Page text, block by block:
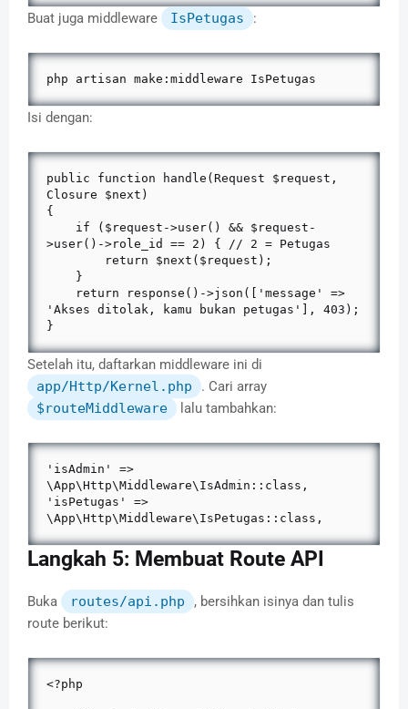
Buat juga middleware IsPetugas :
php artisan make:middleware IsPetugas
Isi dengan:
public function handle(Request $request,
Closure $next)
{
>user()->role_id == 2) { // 2 = Petugas
'Akses ditolak, kamu bukan petugas'], 403);
}
Setelah itu, daftarkan middleware ini di
app/Http/Kernel.php
. Cari array
$routeMiddleware
lalu tambahkan:
'isAdmin' =>
\App\Http\Middleware\IsAdmin::class,
'isPetugas' =>
\App\Http\Middleware\IsPetugas::class,
Langkah 5: Membuat Route API
Buka routes/api.php
, bersihkan isinya dan tulis
route berikut:
<?php